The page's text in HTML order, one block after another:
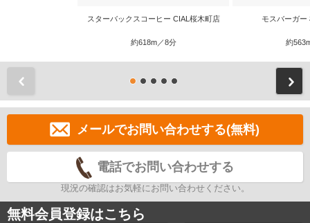
スターバックスコーヒー CIAL桜木町店
約618m／8分
モスバーガー
約
メールでお問い合わせする(無料)
電話でお問い合わせする
現況の確認はお気軽にお問い合わせください。
無料会員登録はこちら